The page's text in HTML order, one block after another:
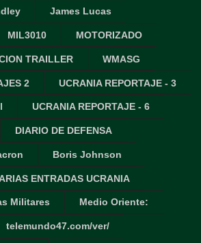
James Lucas
MIL3010 MOTORIZADO
TRAILLER WMASG
2 UCRANIA REPORTAJE - 3
UCRANIA REPORTAJE - 6
DIARIO DE DEFENSA
Boris Johnson
ENTRADAS UCRANIA
Militares Medio Oriente:
telemundo47.com/ver/